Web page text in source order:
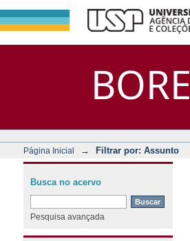
BORE
Página Inicial → Filtrar por: Assunto
Busca no acervo
Pesquisa avançada